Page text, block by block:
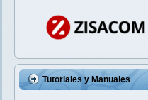
Tutoriales y Manuales